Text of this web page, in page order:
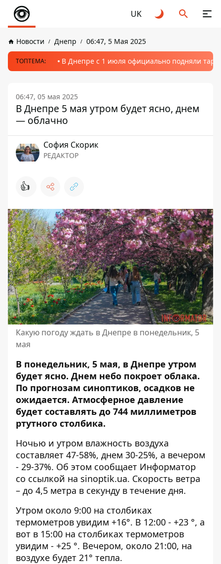
UK
Новости Днепр 06:47, 5 Мая 2025
ТОПТЕМА: В Днепре с 1 июля официально подняли
06:47, 05 мая 2025
В Днепре 5 мая утром будет ясно, днем
— ​​облачно
София Скорик
РЕДАКТОР
👍
Какую погоду ждать в Днепре в понедельник, 5
мая
В понедельник, 5 мая, в Днепре утром
будет ясно. Днем небо покроет облака.
По прогнозам синоптиков, осадков не
ожидается. Атмосферное давление
будет составлять до 744 миллиметров
ртутного столбика.
Ночью и утром влажность воздуха
составляет 47-58%, днем ​​30-25%, а вечером
- 29-37%. Об этом сообщает Информатор
со ссылкой на sinoptik.ua. Скорость ветра
– до 4,5 метра в секунду в течение дня.
Утром около 9:00 на столбиках
термометров увидим +16°. В 12:00 - +23 °, а
вот в 15:00 на столбиках термометров
увидим - +25 °. Вечером, около 21:00, на
воздухе будет 21° тепла.